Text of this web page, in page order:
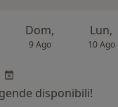
Dom,
9 Ago
Lun,
10 Ago
disponibili!